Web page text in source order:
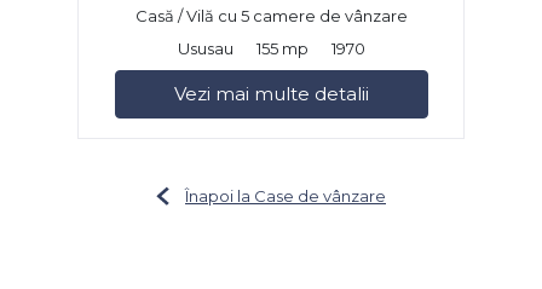
Casă / Vilă cu 5 camere de vânzare
Ususau
155 mp 1970
Vezi mai multe detalii
Înapoi la Case de vânzare